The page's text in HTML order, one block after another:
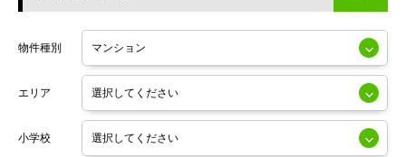
川崎市中原区
川崎市高津区
小田急線
東京メトロ半蔵門線
東京メトロ副都心線
物件種別
エリア
小学校